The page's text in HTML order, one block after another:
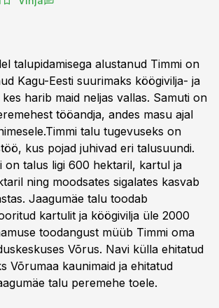
talupidamisega alustanud Timmi on
Kagu-Eesti suurimaks köögivilja- ja
harib maid neljas vallas. Samuti on
tööandja, andes masu ajal
talu tugevuseks on
kus pojad juhivad eri talusuundi.
on talus ligi 600 hektaril, kartul ja
ning moodsates sigalates kasvab
Jaagumäe talu toodab
kartulit ja köögivilja üle 2000
toodangust müüb Timmi oma
Võrus. Navi külla ehitatud
Võrumaa kaunimaid ja ehitatud
talu peremehe toele.